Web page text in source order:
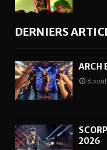
DERNIERS
ARCH
6
2026